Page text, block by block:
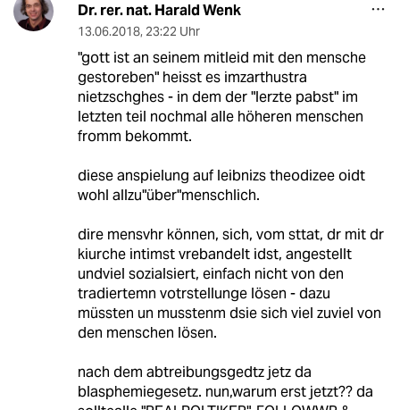
Dr. rer. nat. Harald Wenk
13.06.2018, 23:22 Uhr
"gott ist an seinem mitleid mit den mensche
gestoreben" heisst es imzarthustra
nietzschghes - in dem der "lerzte pabst" im
letzten teil nochmal alle höheren menschen
fromm bekommt.
diese anspielung auf leibnizs theodizee oidt
wohl allzu"über"menschlich.
dire mensvhr können, sich, vom sttat, dr mit dr
kiurche intimst vrebandelt idst, angestellt
undviel sozialsiert, einfach nicht von den
tradiertemn votrstellunge lösen - dazu
müssten un musstenm dsie sich viel zuviel von
den menschen lösen.
nach dem abtreibungsgedtz jetz da
blasphemiegesetz. nun,warum erst jetzt?? da